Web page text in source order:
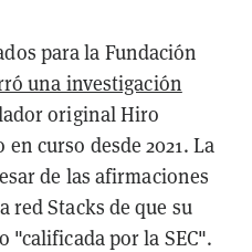
para la Fundación
una investigación
original Hiro
curso desde 2021. La
de las afirmaciones
red Stacks de que su
"calificada por la SEC".